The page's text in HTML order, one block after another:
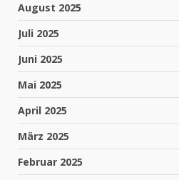
August 2025
Juli 2025
Juni 2025
Mai 2025
April 2025
März 2025
Februar 2025